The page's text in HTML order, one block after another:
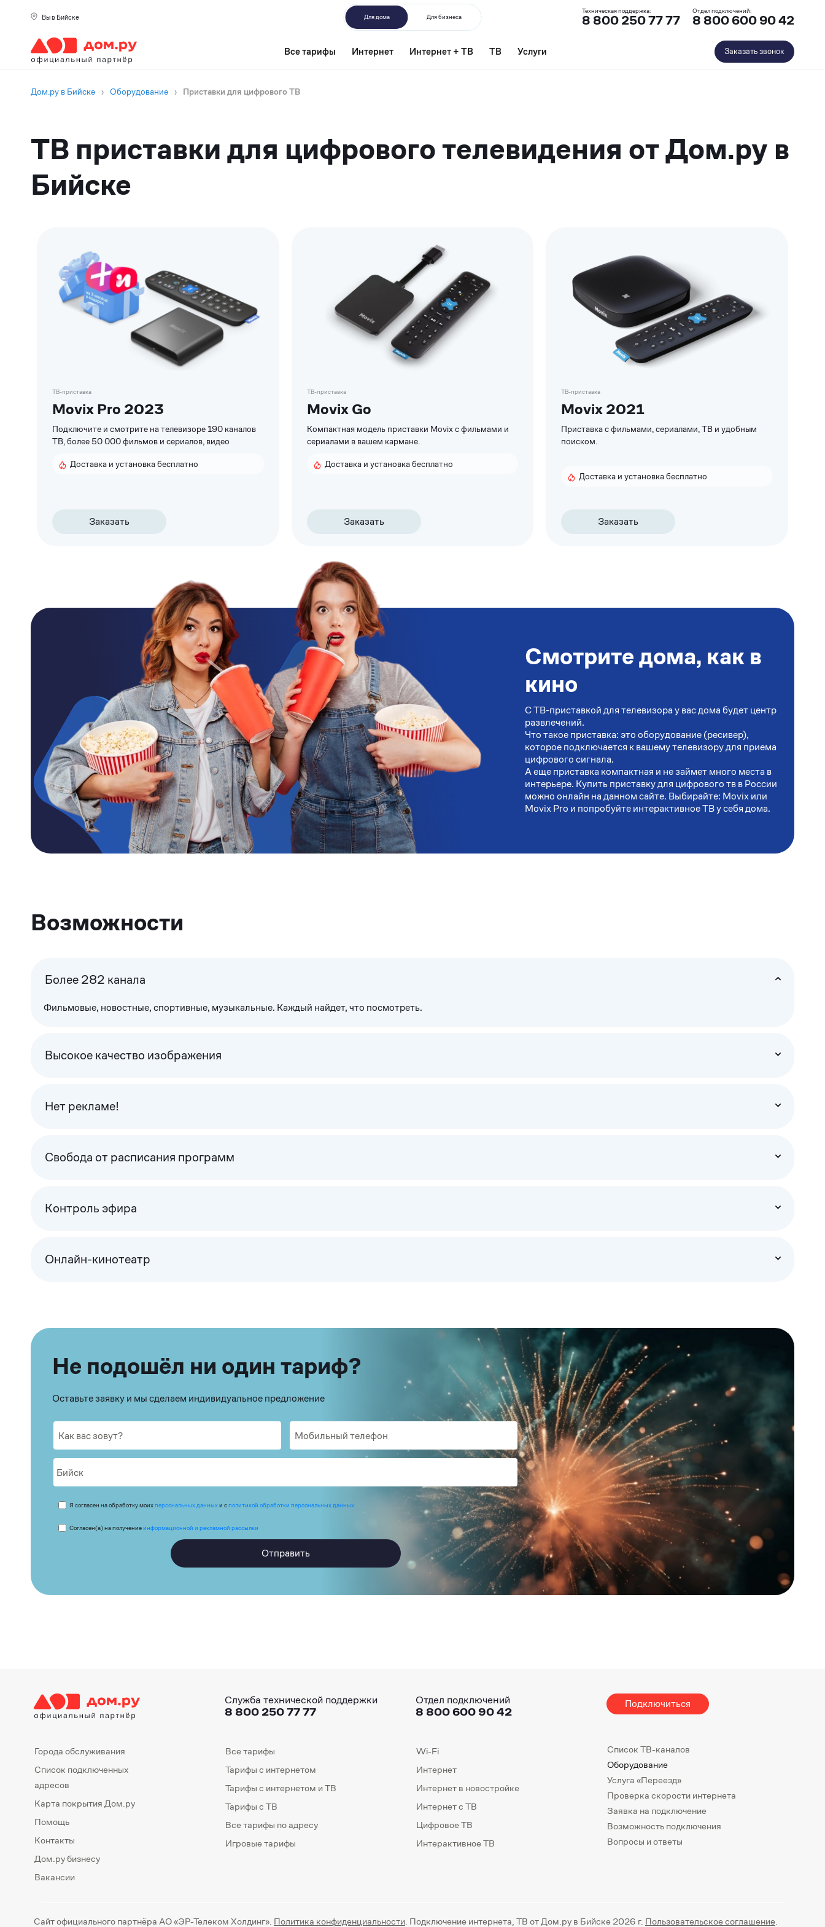
Вы в Бийске Для дома Для бизнеса
Техническая поддержка:
8 800 250 77 77
Отдел подключений:
8 800 600 90 42
Все тарифы Интернет Интернет + ТВ ТВ Услуги Заказать звонок
Дом.ру в Бийске › Оборудование › Приставки для цифрового ТВ
ТВ приставки для цифрового телевидения от Дом.ру в
Бийске
ТВ-приставка
Movix Pro 2023
Подключите и смотрите на телевизоре 190 каналов
ТВ, более 50 000 фильмов и сериалов, видео
Доставка и установка бесплатно
Заказать
ТВ-приставка
Movix Go
Компактная модель приставки Movix с фильмами и
сериалами в вашем кармане.
Доставка и установка бесплатно
Заказать
ТВ-приставка
Movix 2021
Приставка с фильмами, сериалами, ТВ и удобным
поиском.
Доставка и установка бесплатно
Заказать
Смотрите дома, как в
кино
С ТВ-приставкой для телевизора у вас дома будет центр
развлечений.
Что такое приставка: это оборудование (ресивер),
которое подключается к вашему телевизору для приема
цифрового сигнала.
А еще приставка компактная и не займет много места в
интерьере. Купить приставку для цифрового тв в России
можно онлайн на данном сайте. Выбирайте: Movix или
Movix Pro и попробуйте интерактивное ТВ у себя дома.
Возможности
Более 282 канала
Фильмовые, новостные, спортивные, музыкальные. Каждый найдет, что посмотреть.
Высокое качество изображения
Нет рекламе!
Свобода от расписания программ
Контроль эфира
Онлайн-кинотеатр
Не подошёл ни один тариф?
Оставьте заявку и мы сделаем индивидуальное предложение
Я согласен на обработку моихперсональных данныхи сполитикой обработки персональных данных
Согласен(а) на получениеинформационной и рекламной рассылки
Отправить
Служба технической поддержки
8 800 250 77 77
Отдел подключений
8 800 600 90 42
Подключиться
Города обслуживания
Список подключенных
адресов
Карта покрытия Дом.ру
Помощь
Контакты
Дом.ру бизнесу
Вакансии
Все тарифы
Тарифы с интернетом
Тарифы с интернетом и ТВ
Тарифы с ТВ
Все тарифы по адресу
Игровые тарифы
Wi-Fi
Интернет
Интернет в новостройке
Интернет с ТВ
Цифровое ТВ
Интерактивное ТВ
Список ТВ-каналов
Оборудование
Услуга «Переезд»
Проверка скорости интернета
Заявка на подключение
Возможность подключения
Вопросы и ответы
Сайт официального партнёра АО «ЭР-Телеком Холдинг». Политика конфиденциальности. Подключение интернета, ТВ от Дом.ру в Бийске 2026 г. Пользовательское соглашение.